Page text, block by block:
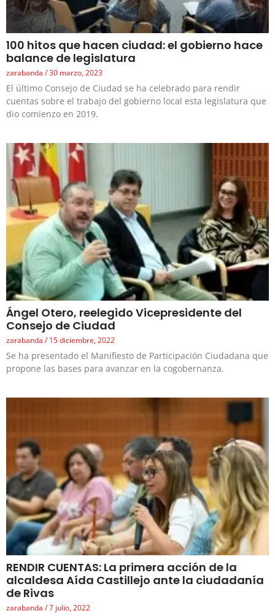
100 hitos que hacen ciudad: el gobierno hace
balance de legislatura
zarabanda 30 marzo, 2023
El último Consejo de Ciudad se ha celebrado para rendir
cuentas sobre el trabajo del gobierno local esta legislatura que
dio comienzo en 2019.
Ángel Otero, reelegido Vicepresidente del
Consejo de Ciudad
zarabanda 15 diciembre, 2022
Se ha presentado el Manifiesto de Participación Ciudadana que
propone las bases para avanzar en la cogobernanza.
RENDIR CUENTAS: La primera acción de la
alcaldesa Aída Castillejo ante la ciudadanía
de Rivas
zarabanda 7 julio, 2022